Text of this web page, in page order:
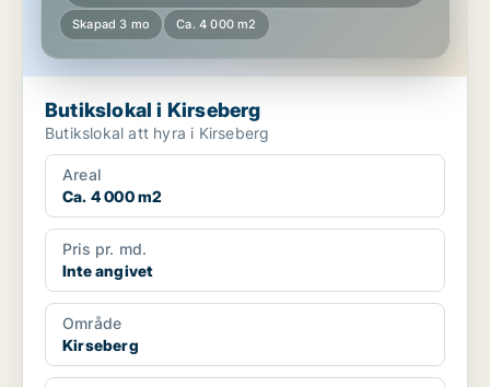
Skapad 3 mo Ca. 4 000 m2
Butikslokal i Kirseberg
Butikslokal att hyra i Kirseberg
Areal
Ca. 4 000 m2
Pris pr. md.
Inte angivet
Område
Kirseberg